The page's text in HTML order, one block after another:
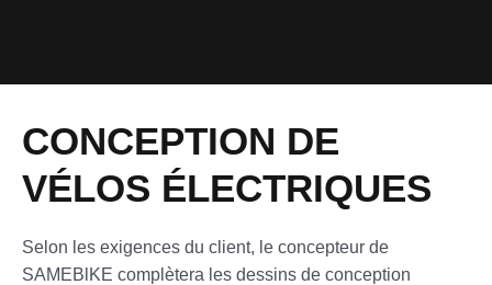
CONCEPTION DE
VÉLOS ÉLECTRIQUES
Selon les exigences du client, le concepteur de
SAMEBlKE complètera les dessins de conception